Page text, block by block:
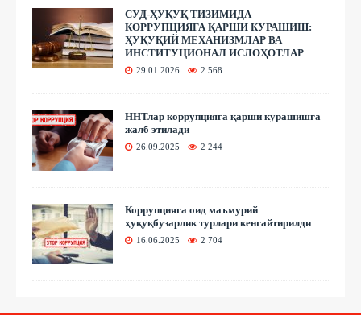
СУД-ҲУҚУҚ ТИЗИМИДА
КОРРУПЦИЯГА ҚАРШИ КУРАШИШ:
ҲУҚУҚИЙ МЕХАНИЗМЛАР ВА
ИНСТИТУЦИОНАЛ ИСЛОҲОТЛАР
29.01.2026 2 568
ННТлар коррупцияга қарши курашишга
жалб этилади
26.09.2025 2 244
Коррупцияга оид маъмурий
ҳуқуқбузарлик турлари кенгайтирилди
16.06.2025 2 704